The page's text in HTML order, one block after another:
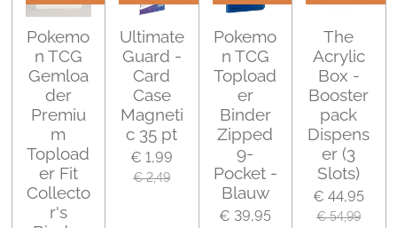
Pokemo
n TCG
Gemloa
der
Premiu
m
Topload
er Fit
Collecto
r's
Ultimate
Guard -
Card
Case
Magneti
c 35 pt
€ 1,99
€ 2,49
Pokemo
n TCG
Topload
er
Binder
Zipped
9-
Pocket -
Blauw
€ 39,95
The
Acrylic
Box -
Booster
pack
Dispens
er (3
Slots)
€ 44,95
€ 54,99